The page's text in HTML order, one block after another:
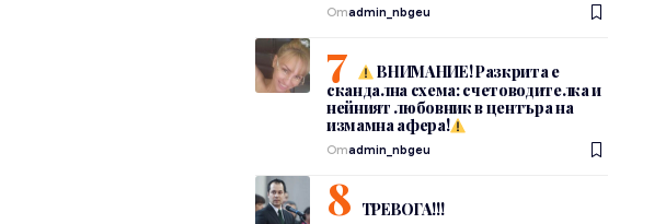
Отadmin_nbgeu
ВНИМАНИЕ! Разкрита е
скандална схема: счетоводителка и
нейният любовник в центъра на
измамна афера!
Отadmin_nbgeu
ТРЕВОГА!!!